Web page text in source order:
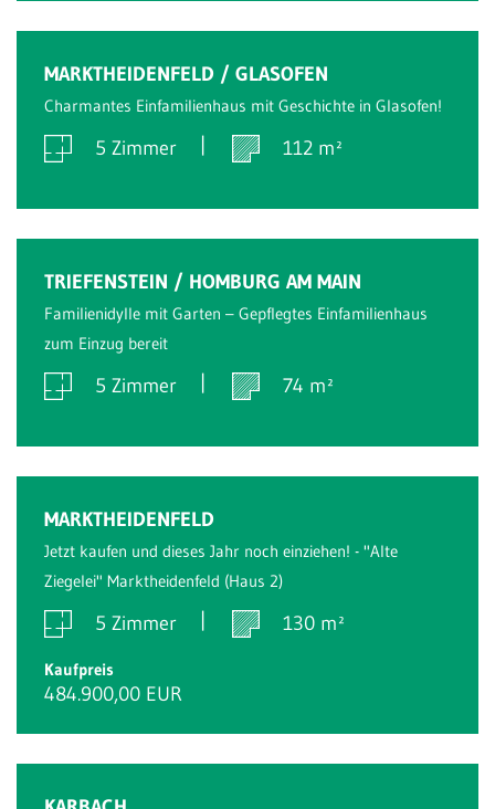
MARKTHEIDENFELD / GLASOFEN
Charmantes Einfamilienhaus mit Geschichte in Glasofen!
5 Zimmer 112 m²
TRIEFENSTEIN / HOMBURG AM MAIN
Familienidylle mit Garten – Gepflegtes Einfamilienhaus
zum Einzug bereit
5 Zimmer 74 m²
MARKTHEIDENFELD
Jetzt kaufen und dieses Jahr noch einziehen! - "Alte
Ziegelei" Marktheidenfeld (Haus 2)
5 Zimmer 130 m²
Kaufpreis
484.900,00 EUR